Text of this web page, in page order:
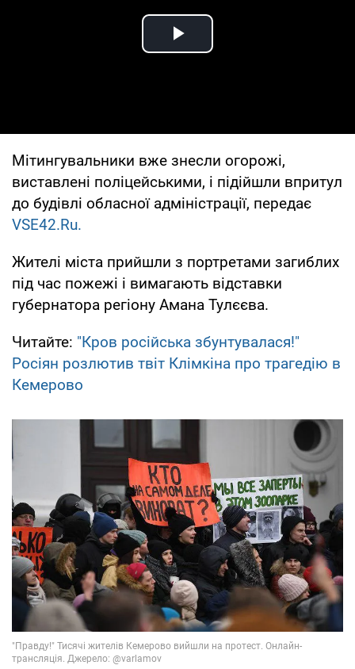
Play Video
Мітингувальники вже знесли огорожі,
виставлені поліцейськими, і підійшли впритул
до будівлі обласної адміністрації, передає
VSE42.Ru.
Жителі міста прийшли з портретами загиблих
під час пожежі і вимагають відставки
губернатора регіону Амана Тулєєва.
Читайте: "Кров російська збунтувалася!"
Росіян розлютив твіт Клімкіна про трагедію в
Кемерово